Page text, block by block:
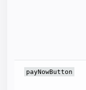
payNowButton